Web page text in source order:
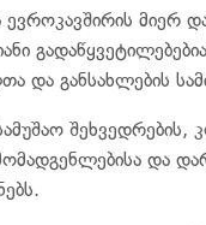
ევროკავშირის მიერ
და განსახლების
შეხვედრების,
და